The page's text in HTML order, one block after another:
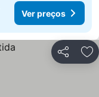
Ver preços
Partilhar